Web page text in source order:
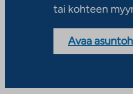
tai kohteen
Avaa